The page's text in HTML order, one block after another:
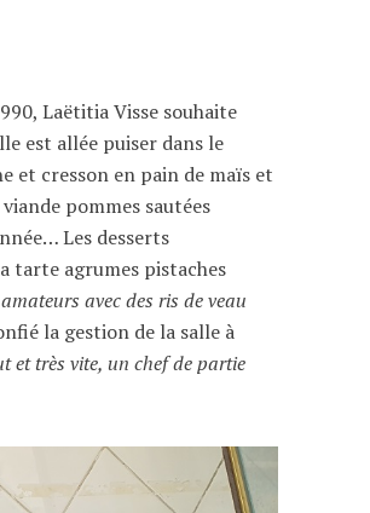
Laëtitia Visse souhaite
est allée puiser dans le
cresson en pain de maïs et
pommes sautées
Les desserts
tarte agrumes pistaches
avec des ris de veau
la gestion de la salle à
et très vite, un chef de partie